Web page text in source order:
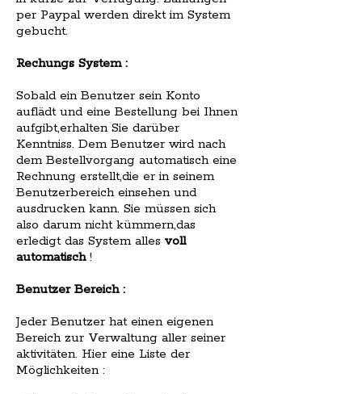
per Paypal werden direkt im System
gebucht.
Rechungs System :
Sobald ein Benutzer sein Konto
auflädt und eine Bestellung bei Ihnen
aufgibt,erhalten Sie darüber
Kenntniss. Dem Benutzer wird nach
dem Bestellvorgang automatisch eine
Rechnung erstellt,die er in seinem
Benutzerbereich einsehen und
ausdrucken kann. Sie müssen sich
also darum nicht kümmern,das
erledigt das System alles voll
automatisch!
Benutzer Bereich :
Jeder Benutzer hat einen eigenen
Bereich zur Verwaltung aller seiner
aktivitäten. Hier eine Liste der
Möglichkeiten :